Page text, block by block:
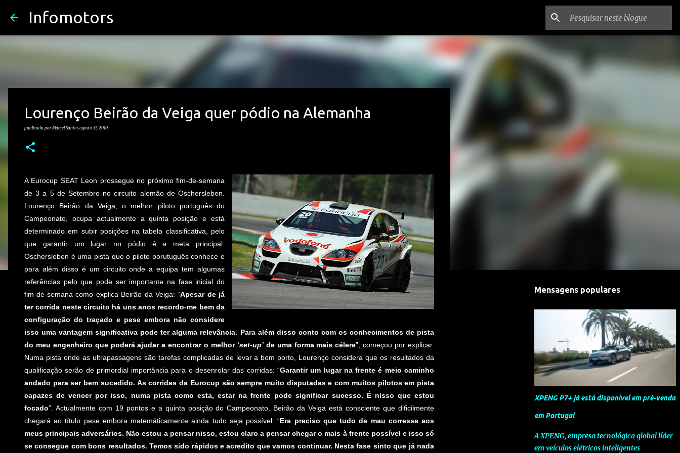
Infomotors
Lourenço Beirão da Veiga quer pódio na Alemanha
publicada porMarcel Santos agosto 31, 2010
A Eurocup SEAT Leon prossegue no próximo fim-de-semana
de 3 a 5 de Setembro no circuito alemão de Oschersleben.
Lourenço Beirão da Veiga, o melhor piloto português do
Campeonato, ocupa actualmente a quinta posição e está
determinado em subir posições na tabela classificativa, pelo
que garantir um lugar no pódio é a meta principal.
Oschersleben é uma pista que o piloto porutuguês conhece e
para além disso é um circuito onde a equipa tem algumas
referências pelo que pode ser importante na fase inicial do
fim-de-semana como explica Beirão da Veiga: “Apesar de já
ter corrida neste circuito há uns anos recordo-me bem da
configuração do traçado e pese embora não considere
isso uma vantagem significativa pode ter alguma relevância. Para além disso conto com os conhecimentos de pista
do meu engenheiro que poderá ajudar a encontrar o melhor ‘set-up’de uma forma mais célere”, começou por explicar.
Numa pista onde as ultrapassagens são tarefas complicadas de levar a bom porto, Lourenço considera que os resultados da
qualificação serão de primordial importância para o desenrolar das corridas: “Garantir um lugar na frente é meio caminho
andado para ser bem sucedido. As corridas da Eurocup são sempre muito disputadas e com muitos pilotos em pista
capazes de vencer por isso, numa pista como esta, estar na frente pode significar sucesso. É nisso que estou
focado”. Actualmente com 19 pontos e a quinta posição do Campeonato, Beirão da Veiga está consciente que dificilmente
chegará ao título pese embora matemáticamente ainda tudo seja possível: “Era preciso que tudo de mau corresse aos
meus principais adversários. Não estou a pensar nisso, estou claro a pensar chegar o mais à frente possível e isso só
se consegue com bons resultados. Temos sido rápidos e acredito que vamos continuar. Nesta fase sinto que já nada
Mensagens populares
XPENG P7+ já está disponível em pré-venda
em Portugal
A XPENG, empresa tecnológica global líder
em veículos elétricos inteligentes